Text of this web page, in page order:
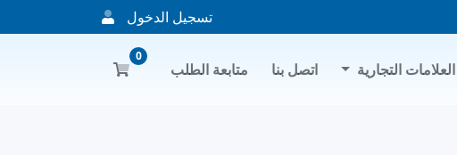
تسجيل الدخول
العلامات التجارية اتصل بنا متابعة الطلب
0